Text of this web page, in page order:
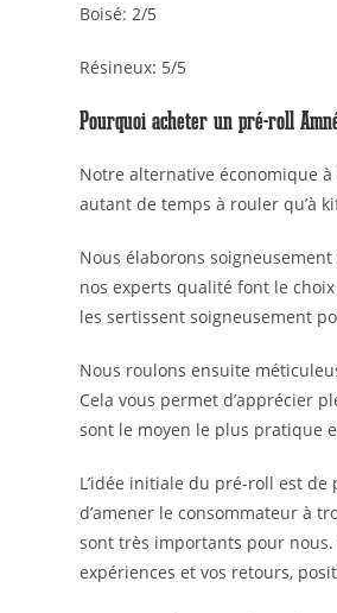
Boisé: 2/5
Résineux: 5/5
Pourquoi acheter un pré-roll
Notre alternative économique
autant de temps à rouler qu’à
Nous élaborons
nos experts qualité font le
les sertissent soigneusement
Nous roulons ensuite
Cela vous permet d’apprécier
sont le moyen le plus pratique
L’idée initiale du pré-roll est
d’amener le consommateur à
sont très importants pour
expériences et vos retours,